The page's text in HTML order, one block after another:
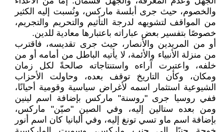
والخصوم، حيث جرى أبلسة ماركس، ونُسبت إليه الكثير
من المواقف لتشويهه لدرجة التأثيم والتحريم والتجريم،
خصوصًا بتفسير بعض عباراته باعتبارها معادية للدين.
أو من المريدين والأنصار، حيث جرى تقديسه، فاقترب
من منزلة الأنبياء والأئمة، لا يأتيه الباطل من أمامه أو من
خلفه، واعتبرت آراءه واستنتاجاته صالحةً لكل زمان
ومكان، وكأن التاريخ توقف بعده، وحاولت الأحزاب
الشيوعية استثمار اسمه لأغراض سياسية وقومية أحيانًا،
ففي روسيا جرى "روسنة" ماركس بإضافة اسم لينين
ومن بعده ستالين إليه، وفي الصين "صيّن" ماركس،
بإضافة اسم ماو تسي تونغ إليه، وفي ألبانيا كان اسم أنور